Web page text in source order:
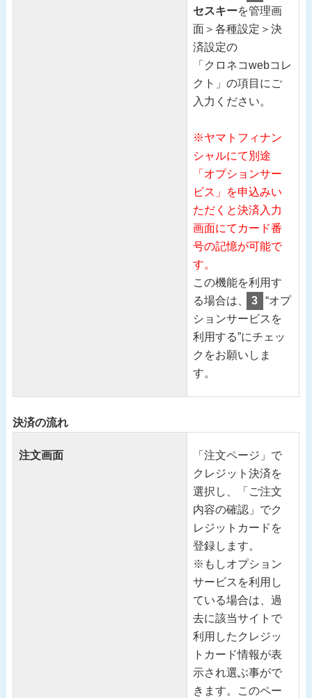
セスキーを管理画
面＞各種設定＞決
済設定の
「クロネコwebコレ
クト」の項目にご
入力ください。
※ヤマトフィナン
シャルにて別途
「オプションサー
ビス」を申込みい
ただくと決済入力
画面にてカード番
号の記憶が可能で
す。
この機能を利用す
る場合は、
3
“オプ
ションサービスを
利用する”にチェッ
クをお願いしま
す。
決済の流れ
注文画面
「注文ページ」で
クレジット決済を
選択し、「ご注文
内容の確認」でク
レジットカードを
登録します。
※もしオプション
サービスを利用し
ている場合は、過
去に該当サイトで
利用したクレジッ
トカード情報が表
示され選ぶ事がで
きます。このペー